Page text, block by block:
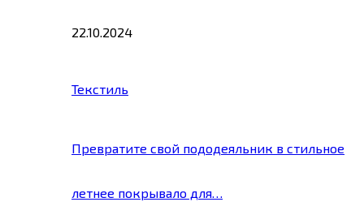
22.10.2024
Текстиль
Превратите свой пододеяльник в стильное
летнее покрывало для…